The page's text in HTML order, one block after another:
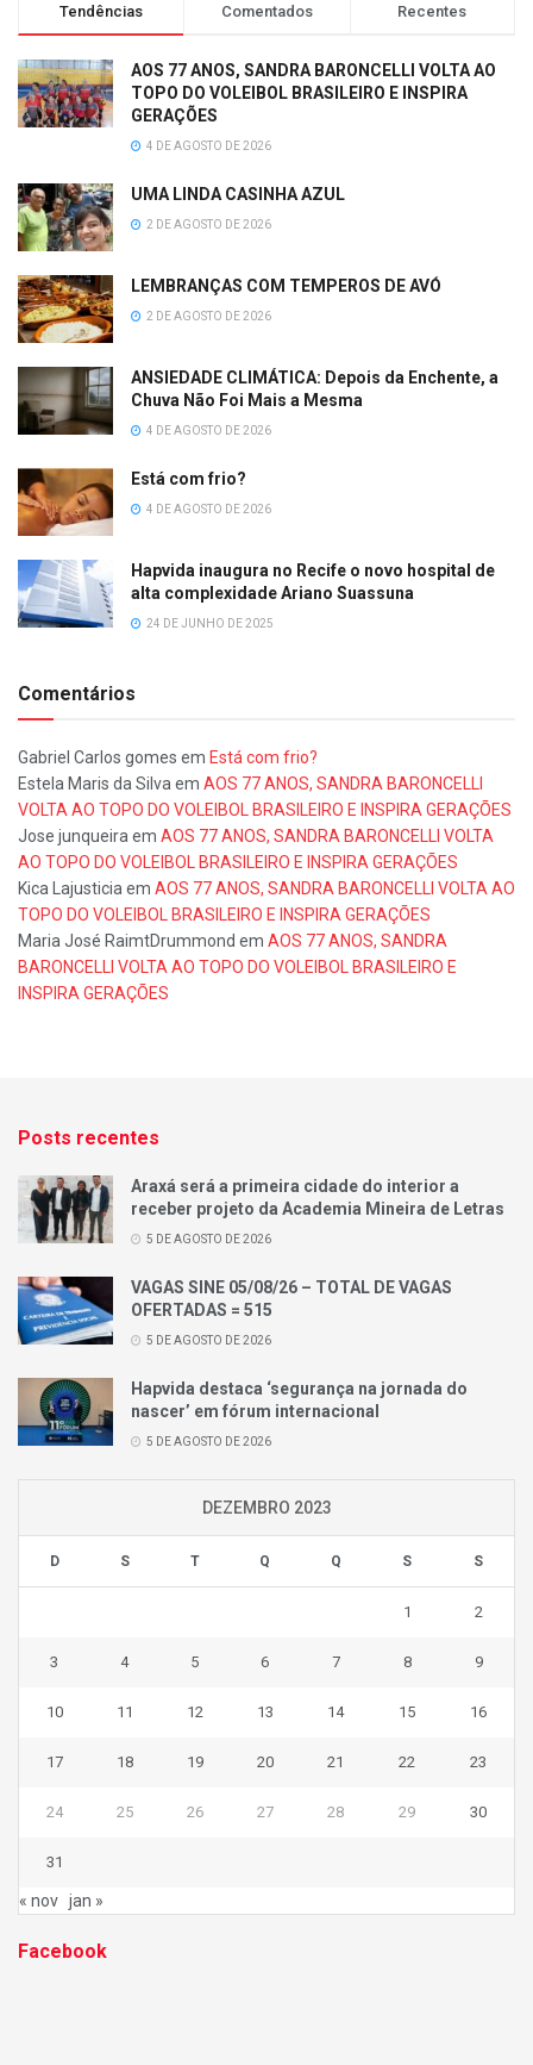
Tendências Comentados Recentes
AOS 77 ANOS, SANDRA BARONCELLI VOLTA AO
TOPO DO VOLEIBOL BRASILEIRO E INSPIRA
GERAÇÕES
4 DE AGOSTO DE 2026
UMA LINDA CASINHA AZUL
2 DE AGOSTO DE 2026
LEMBRANÇAS COM TEMPEROS DE AVÓ
2 DE AGOSTO DE 2026
ANSIEDADE CLIMÁTICA: Depois da Enchente, a
Chuva Não Foi Mais a Mesma
4 DE AGOSTO DE 2026
Está com frio?
4 DE AGOSTO DE 2026
Hapvida inaugura no Recife o novo hospital de
alta complexidade Ariano Suassuna
24 DE JUNHO DE 2025
Comentários
Gabriel Carlos gomes em Está com frio?
Estela Maris da Silva em AOS 77 ANOS, SANDRA BARONCELLI
VOLTA AO TOPO DO VOLEIBOL BRASILEIRO E INSPIRA GERAÇÕES
Jose junqueira em AOS 77 ANOS, SANDRA BARONCELLI VOLTA
AO TOPO DO VOLEIBOL BRASILEIRO E INSPIRA GERAÇÕES
Kica Lajusticia em AOS 77 ANOS, SANDRA BARONCELLI VOLTA AO
TOPO DO VOLEIBOL BRASILEIRO E INSPIRA GERAÇÕES
Maria José RaimtDrummond em AOS 77 ANOS, SANDRA
BARONCELLI VOLTA AO TOPO DO VOLEIBOL BRASILEIRO E
INSPIRA GERAÇÕES
Posts recentes
Araxá será a primeira cidade do interior a
receber projeto da Academia Mineira de Letras
5 DE AGOSTO DE 2026
VAGAS SINE 05/08/26 – TOTAL DE VAGAS
OFERTADAS = 515
5 DE AGOSTO DE 2026
Hapvida destaca ‘segurança na jornada do
nascer’ em fórum internacional
5 DE AGOSTO DE 2026
DEZEMBRO 2023
D S T Q Q S S
1 2
3 4 5 6 7 8 9
10 11 12 13 14 15 16
17 18 19 20 21 22 23
24 25 26 27 28 29 30
31
« nov jan »
Facebook